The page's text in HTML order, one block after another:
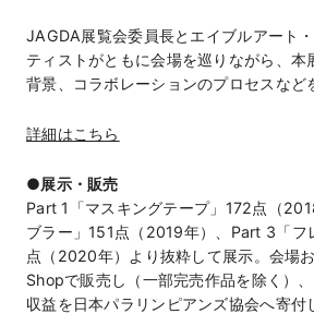
JAGDA展覧会委員長とエイブルアート
ティストがともに会場を巡りながら、本
背景、コラボレーションのプロセスなど
詳細はこちら
●展示・販売
Part 1「マスキングテープ」172点（
ブラー」151点（2019年）、Part 3「フ
点（2020年）より抜粋して展示。会場
Shopで販売し（一部完売作品を除く）
収益を日本パラリンピアンズ協会へ寄付